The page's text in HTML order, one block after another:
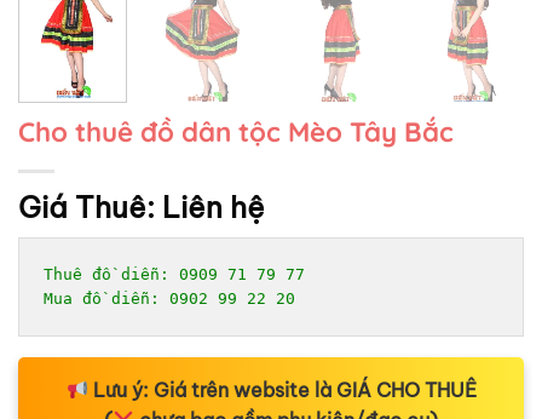
Cho thuê đồ dân tộc Mèo Tây Bắc
Giá Thuê: Liên hệ
Thuê đồ diễn: 0909 71 79 77
Mua đồ diễn: 0902 99 22 20
Lưu ý: Giá trên website là GIÁ CHO THUÊ